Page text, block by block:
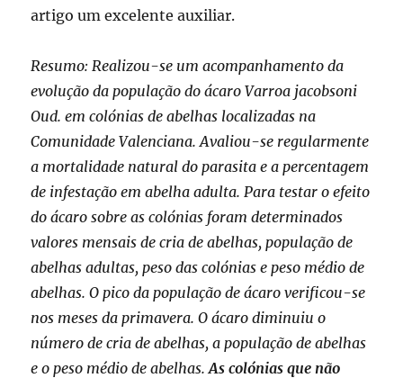
artigo um excelente auxiliar.
Resumo: Realizou-se um acompanhamento da
evolução da população do ácaro Varroa jacobsoni
Oud. em colónias de abelhas localizadas na
Comunidade Valenciana. Avaliou-se regularmente
a mortalidade natural do parasita e a percentagem
de infestação em abelha adulta. Para testar o efeito
do ácaro sobre as colónias foram determinados
valores mensais de cria de abelhas, população de
abelhas adultas, peso das colónias e peso médio de
abelhas. O pico da população de ácaro verificou-se
nos meses da primavera. O ácaro diminuiu o
número de cria de abelhas, a população de abelhas
e o peso médio de abelhas.As colónias que não